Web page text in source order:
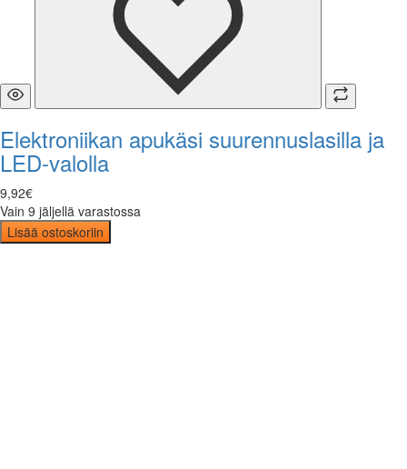
Elektroniikan apukäsi suurennuslasilla ja
LED-valolla
9,92€
Vain 9 jäljellä varastossa
Lisää ostoskoriin